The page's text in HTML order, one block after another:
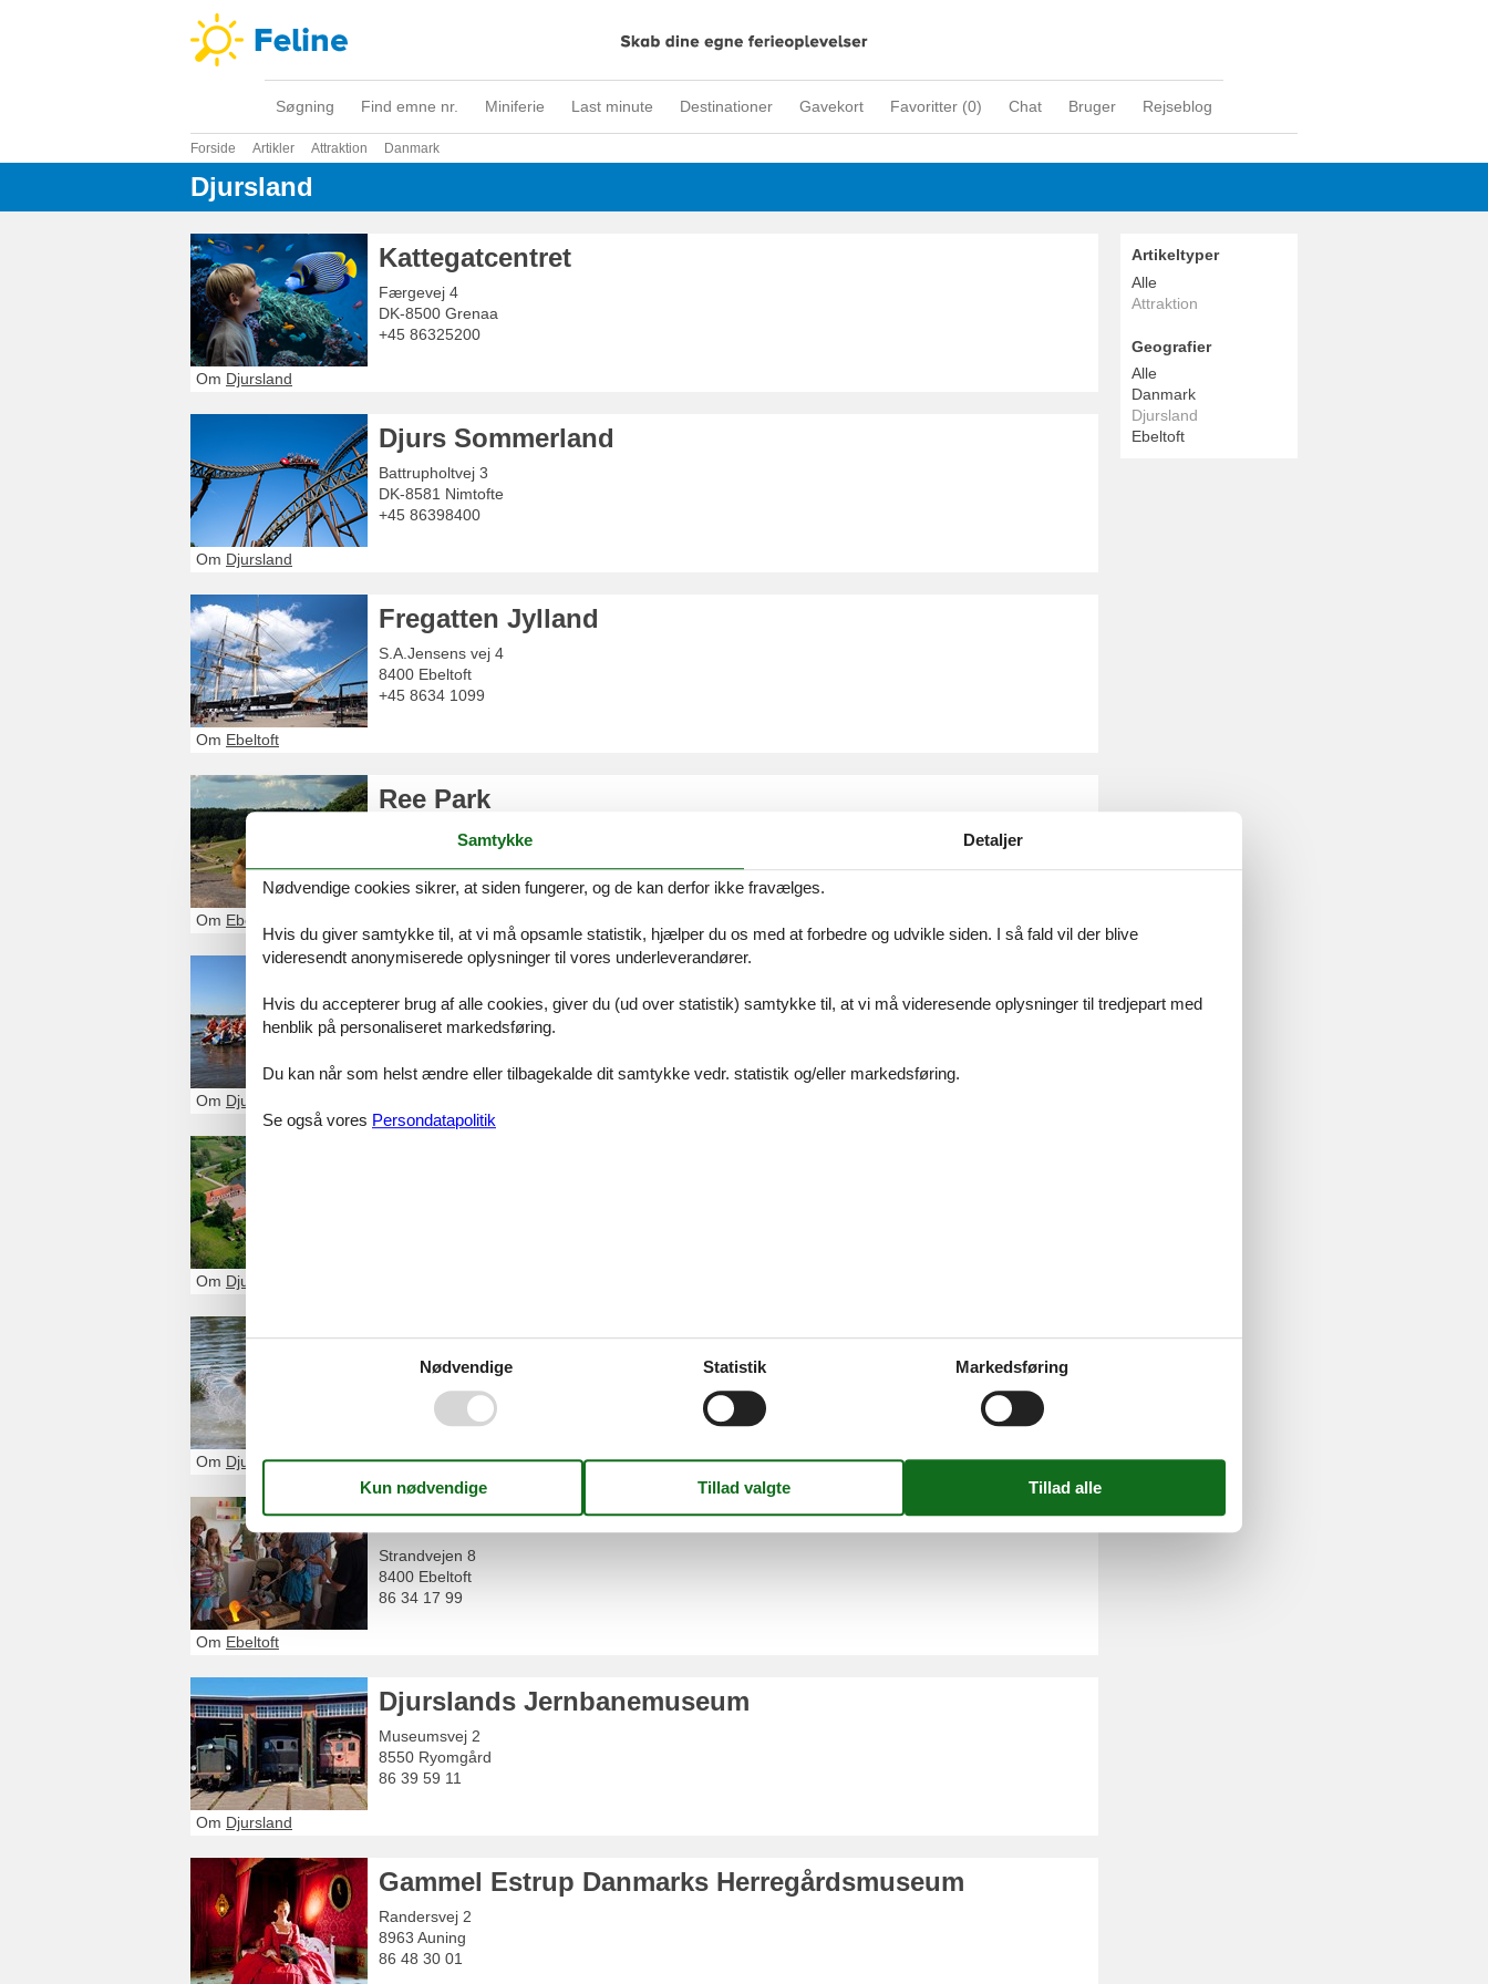
Søgning Find emne nr. Miniferie Last minute Destinationer Gavekort Favoritter (0) Chat Bruger Rejseblog
Forside Artikler Attraktion Danmark
Djursland
Kattegatcentret
Færgevej 4
DK-8500 Grenaa
+45 86325200
Om Djursland
Djurs Sommerland
Battrupholtvej 3
DK-8581 Nimtofte
+45 86398400
Om Djursland
Fregatten Jylland
S.A.Jensens vej 4
8400 Ebeltoft
+45 8634 1099
Om Ebeltoft
Ree Park
Stubbe Søvej 15
+4586336150
Om Ebeltoft
Voer Færgevej 123
8950 Ørsted
Om Djursland
Om Djursland
Skandinavisk Dyrepark
Nødagervej 67B
Kolind
86391333
Om Djursland
Glasmuseet Ebeltoft
Strandvejen 8
8400 Ebeltoft
86 34 17 99
Om Ebeltoft
Djurslands Jernbanemuseum
Museumsvej 2
8550 Ryomgård
86 39 59 11
Om Djursland
Gammel Estrup Danmarks Herregårdsmuseum
Randersvej 2
8963 Auning
86 48 30 01
Artikeltyper
Alle
Attraktion
Geografier
Alle
Danmark
Djursland
Ebeltoft
Samtykke Detaljer
Nødvendige cookies sikrer, at siden fungerer, og de kan derfor ikke fravælges.
Hvis du giver samtykke til, at vi må opsamle statistik, hjælper du os med at forbedre og udvikle siden. I så fald vil der blive
videresendt anonymiserede oplysninger til vores underleverandører.
Hvis du accepterer brug af alle cookies, giver du (ud over statistik) samtykke til, at vi må videresende oplysninger til tredjepart med
henblik på personaliseret markedsføring.
Du kan når som helst ændre eller tilbagekalde dit samtykke vedr. statistik og/eller markedsføring.
Se også vores Persondatapolitik
Nødvendige Statistik Markedsføring